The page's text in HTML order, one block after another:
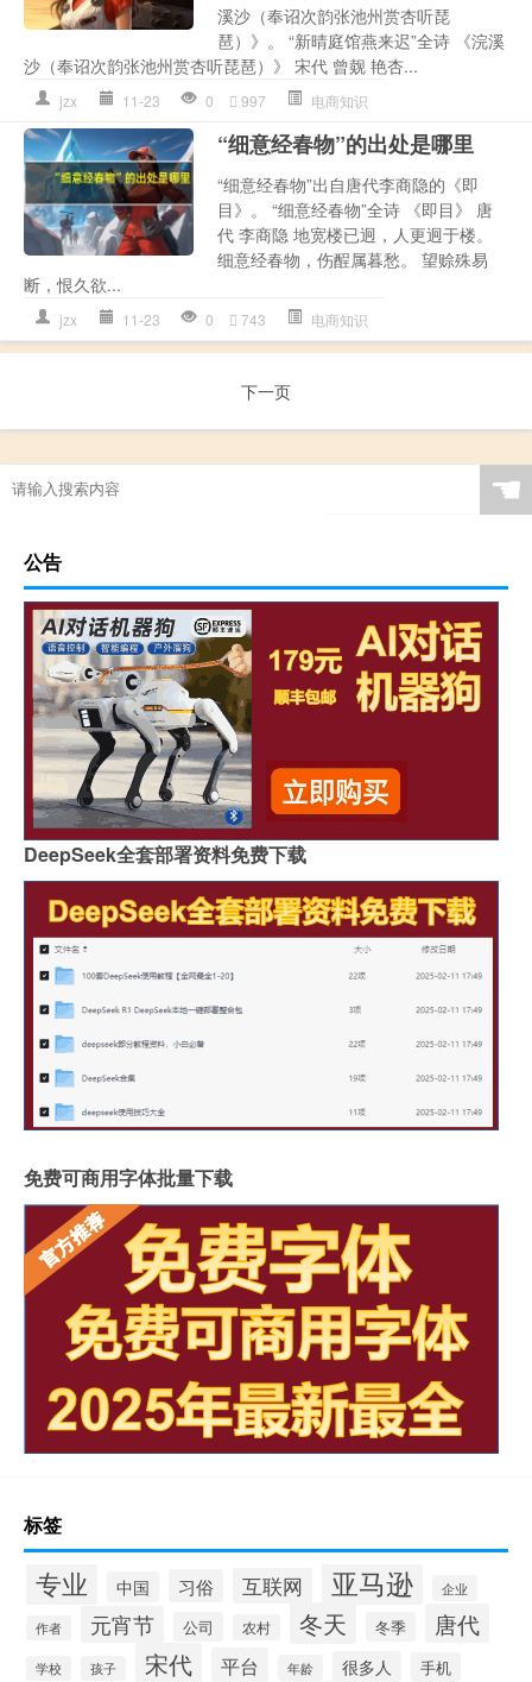
溪沙（奉诏次韵张池州赏杏听琵
琶）》。 “新晴庭馆燕来迟”全诗 《浣溪
沙（奉诏次韵张池州赏杏听琵琶）》 宋代 曾觌 艳杏...
jzx 11-23 0 997 电商知识
“细意经春物”的出处是哪里
“细意经春物”出自唐代李商隐的《即
目》。 “细意经春物”全诗 《即目》 唐
代 李商隐 地宽楼已迥，人更迥于楼。
细意经春物，伤酲属暮愁。 望赊殊易
断，恨久欲...
jzx 11-23 0 743 电商知识
下一页
☚
公告
DeepSeek全套部署资料免费下载
免费可商用字体批量下载
标签
专业 中国 习俗 互联网 亚马逊 企业
作者 元宵节 公司 农村 冬天 冬季 唐代
学校 孩子 宋代 平台 年龄 很多人 手机